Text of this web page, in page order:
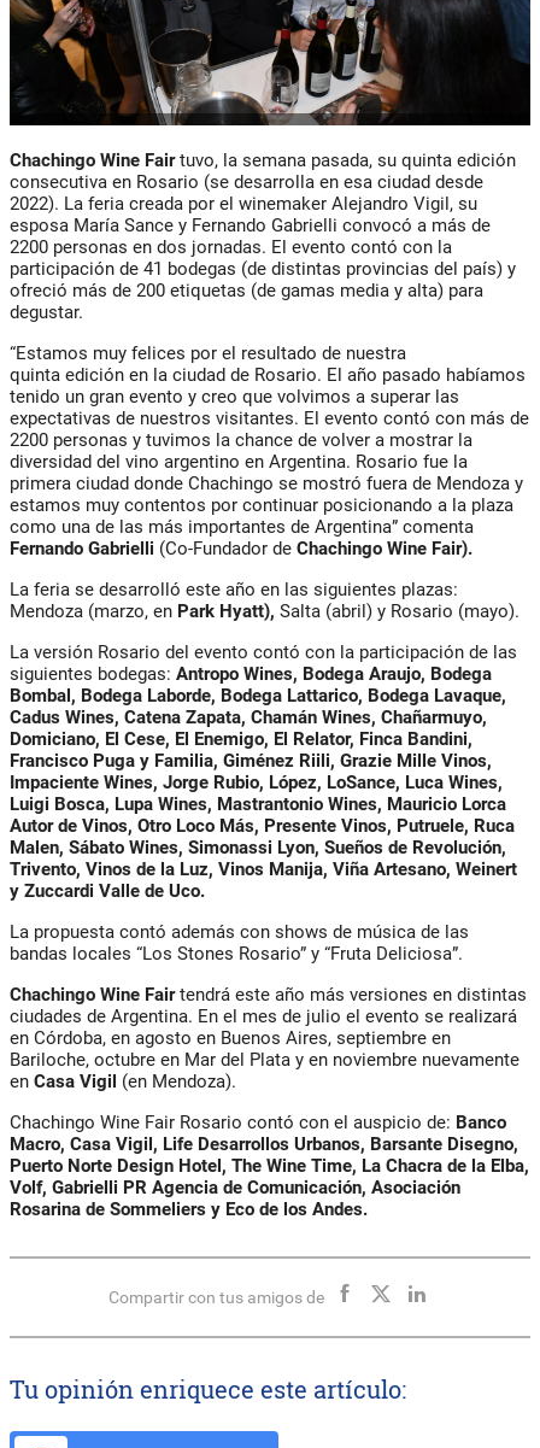
Chachingo Wine Fairtuvo, la semana pasada, su quinta edición
consecutiva en Rosario (se desarrolla en esa ciudad desde
2022). La feria creada por el winemaker Alejandro Vigil, su
esposa María Sance y Fernando Gabrielli convocó a más de
2200 personas en dos jornadas. El evento contó con la
participación de 41 bodegas (de distintas provincias del país) y
ofreció más de 200 etiquetas (de gamas media y alta) para
degustar.
“Estamos muy felices por el resultado de nuestra
quinta edición en la ciudad de Rosario. El año pasado habíamos
tenido un gran evento y creo que volvimos a superar las
expectativas de nuestros visitantes. El evento contó con más de
2200 personas y tuvimos la chance de volver a mostrar la
diversidad del vino argentino en Argentina. Rosario fue la
primera ciudad donde Chachingo se mostró fuera de Mendoza y
estamos muy contentos por continuar posicionando a la plaza
como una de las más importantes de Argentina” comenta
Fernando Gabrielli (Co-Fundador de Chachingo Wine Fair).
La feria se desarrolló este año en las siguientes plazas:
Mendoza (marzo, en Park Hyatt), Salta (abril) y Rosario (mayo).
La versión Rosario del evento contó con la participación de las
siguientes bodegas: Antropo Wines, Bodega Araujo, Bodega
Bombal, Bodega Laborde, Bodega Lattarico, Bodega Lavaque,
Cadus Wines, Catena Zapata, Chamán Wines, Chañarmuyo,
Domiciano, El Cese, El Enemigo, El Relator, Finca Bandini,
Francisco Puga y Familia, Giménez Riili, Grazie Mille Vinos,
Impaciente Wines, Jorge Rubio, López, LoSance, Luca Wines,
Luigi Bosca, Lupa Wines, Mastrantonio Wines, Mauricio Lorca
Autor de Vinos, Otro Loco Más, Presente Vinos, Putruele, Ruca
Malen, Sábato Wines, Simonassi Lyon, Sueños de Revolución,
Trivento, Vinos de la Luz, Vinos Manija, Viña Artesano, Weinert
y Zuccardi Valle de Uco.
La propuesta contó además con shows de música de las
bandas locales “Los Stones Rosario” y “Fruta Deliciosa”.
Chachingo Wine Fairtendrá este año más versiones en distintas
ciudades de Argentina. En el mes de julio el evento se realizará
en Córdoba, en agosto en Buenos Aires, septiembre en
Bariloche, octubre en Mar del Plata y en noviembre nuevamente
en Casa Vigil (en Mendoza).
Chachingo Wine Fair Rosario contó con el auspicio de: Banco
Macro, Casa Vigil, Life Desarrollos Urbanos, Barsante Disegno,
Puerto Norte Design Hotel, The Wine Time, La Chacra de la Elba,
Volf, Gabrielli PR Agencia de Comunicación, Asociación
Rosarina de Sommeliers y Eco de los Andes.
Compartir con tus amigos de
Tu opinión enriquece este artículo: